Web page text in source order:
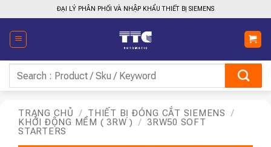
qua
nội
dung
ĐẠI LÝ PHÂN PHỐI VÀ NHẬP KHẨU THIẾT BỊ SIEMENS
kiếm:
TRANG CHỦ / THIẾT BỊ ĐÓNG CẮT SIEMENS
/
KHỞI ĐỘNG MỀM ( 3RW )
/ 3RW50 SOFT
STARTERS